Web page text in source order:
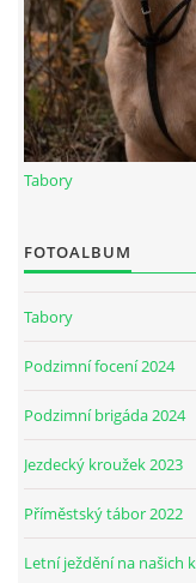
NABÍZÍME BRIGÁDU
VOLEJTE 604265192
DĚKUJEME ZA
PÁTEČNÍ KROUŽEK "
ČLENOVÉ JK
Tabory
FOTOALBUM
Tabory
Podzimní focení 2024
Podzimní brigáda 2024
Jezdecký kroužek 2023
Příměstský tábor 2022
Letní ježdění na našich